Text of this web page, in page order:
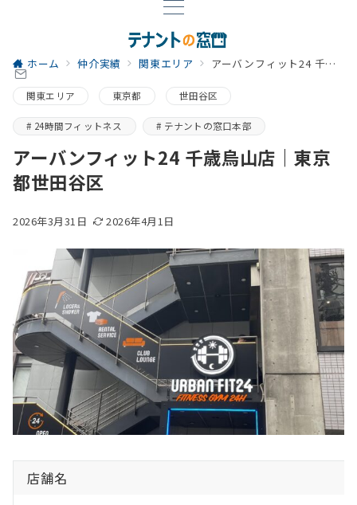
ホーム 仲介実績 関東エリア アーバンフィット24 千歳烏山店｜東京都世田谷区
関東エリア 東京都 世田谷区
24時間フィットネス テナントの窓口本部
アーバンフィット24 千歳烏山店｜東京
都世田谷区
2026年3月31日 2026年4月1日
店舗名